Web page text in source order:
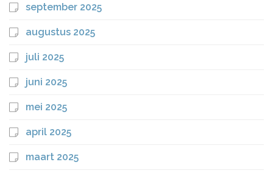
september 2025
augustus 2025
juli 2025
juni 2025
mei 2025
april 2025
maart 2025